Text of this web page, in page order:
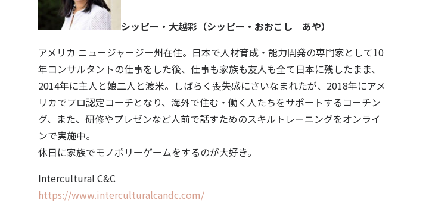
シッピー・大越彩（シッピー・おおこし あや）
アメリカ ニュージャージー州在住。日本で人材育成・能力開発の専門家として10
年コンサルタントの仕事をした後、仕事も家族も友人も全て日本に残したまま、
2014年に主人と娘二人と渡米。しばらく喪失感にさいなまれたが、2018年にアメ
リカでプロ認定コーチとなり、海外で住む・働く人たちをサポートするコーチン
グ、また、研修やプレゼンなど人前で話すためのスキルトレーニングをオンライ
ンで実施中。
休日に家族でモノポリーゲームをするのが大好き。
Intercultural C&C
https://www.interculturalcandc.com/